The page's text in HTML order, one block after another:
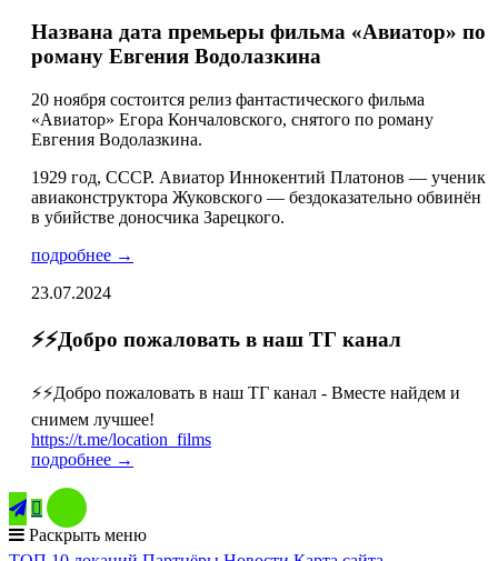
Названа дата премьеры фильма «Авиатор» по
роману Евгения Водолазкина
20 ноября состоится релиз фантастического фильма
«Авиатор» Егора Кончаловского, снятого по роману
Евгения Водолазкина.
1929 год, СССР. Авиатор Иннокентий Платонов — ученик
авиаконструктора Жуковского — бездоказательно обвинён
в убийстве доносчика Зарецкого.
подробнее →
23.07.2024
⚡️⚡️Добро пожаловать в наш ТГ канал
⚡️⚡️Добро пожаловать в наш ТГ канал - Вместе найдем и
снимем лучшее!
https://t.me/location_films
подробнее →

Раскрыть меню